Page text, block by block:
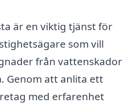
är en viktig tjänst för
som vill
från vattenskador
Genom att anlita ett
med erfarenhet